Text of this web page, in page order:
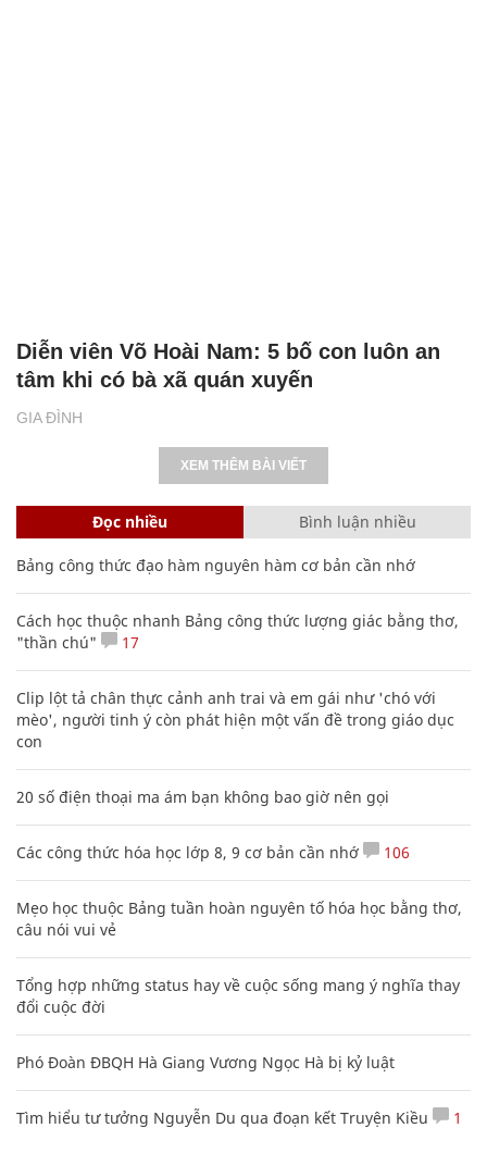
GIA ĐÌNH
Diễn viên Võ Hoài Nam: 5 bố con luôn an
tâm khi có bà xã quán xuyến
XEM THÊM BÀI VIẾT
Đọc nhiều Bình luận nhiều
Bảng công thức đạo hàm nguyên hàm cơ bản cần nhớ
Cách học thuộc nhanh Bảng công thức lượng giác bằng thơ,
"thần chú"
17
Clip lột tả chân thực cảnh anh trai và em gái như 'chó với
mèo', người tinh ý còn phát hiện một vấn đề trong giáo dục
con
20 số điện thoại ma ám bạn không bao giờ nên gọi
Các công thức hóa học lớp 8, 9 cơ bản cần nhớ 106
Mẹo học thuộc Bảng tuần hoàn nguyên tố hóa học bằng thơ,
câu nói vui vẻ
Tổng hợp những status hay về cuộc sống mang ý nghĩa thay
đổi cuộc đời
Phó Đoàn ĐBQH Hà Giang Vương Ngọc Hà bị kỷ luật
Tìm hiểu tư tưởng Nguyễn Du qua đoạn kết Truyện Kiều 1